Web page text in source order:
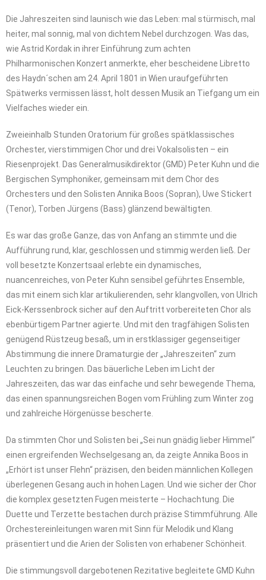
Die Jahreszeiten sind launisch wie das Leben: mal stürmisch, mal
heiter, mal sonnig, mal von dichtem Nebel durchzogen. Was das,
wie Astrid Kordak in ihrer Einführung zum achten
Philharmonischen Konzert anmerkte, eher bescheidene Libretto
des Haydn´schen am 24. April 1801 in Wien uraufgeführten
Spätwerks vermissen lässt, holt dessen Musik an Tiefgang um ein
Vielfaches wieder ein.
Zweieinhalb Stunden Oratorium für großes spätklassisches
Orchester, vierstimmigen Chor und drei Vokalsolisten – ein
Riesenprojekt. Das Generalmusikdirektor (GMD) Peter Kuhn und die
Bergischen Symphoniker, gemeinsam mit dem Chor des
Orchesters und den Solisten Annika Boos (Sopran), Uwe Stickert
(Tenor), Torben Jürgens (Bass) glänzend bewältigten.
Es war das große Ganze, das von Anfang an stimmte und die
Aufführung rund, klar, geschlossen und stimmig werden ließ. Der
voll besetzte Konzertsaal erlebte ein dynamisches,
nuancenreiches, von Peter Kuhn sensibel geführtes Ensemble,
das mit einem sich klar artikulierenden, sehr klangvollen, von Ulrich
Eick-Kerssenbrock sicher auf den Auftritt vorbereiteten Chor als
ebenbürtigem Partner agierte. Und mit den tragfähigen Solisten
genügend Rüstzeug besaß, um in erstklassiger gegenseitiger
Abstimmung die innere Dramaturgie der „Jahreszeiten“ zum
Leuchten zu bringen. Das bäuerliche Leben im Licht der
Jahreszeiten, das war das einfache und sehr bewegende Thema,
das einen spannungsreichen Bogen vom Frühling zum Winter zog
und zahlreiche Hörgenüsse bescherte.
Da stimmten Chor und Solisten bei „Sei nun gnädig lieber Himmel“
einen ergreifenden Wechselgesang an, da zeigte Annika Boos in
„Erhört ist unser Flehn“ präzisen, den beiden männlichen Kollegen
überlegenen Gesang auch in hohen Lagen. Und wie sicher der Chor
die komplex gesetzten Fugen meisterte – Hochachtung. Die
Duette und Terzette bestachen durch präzise Stimmführung. Alle
Orchestereinleitungen waren mit Sinn für Melodik und Klang
präsentiert und die Arien der Solisten von erhabener Schönheit.
Die stimmungsvoll dargebotenen Rezitative begleitete GMD Kuhn